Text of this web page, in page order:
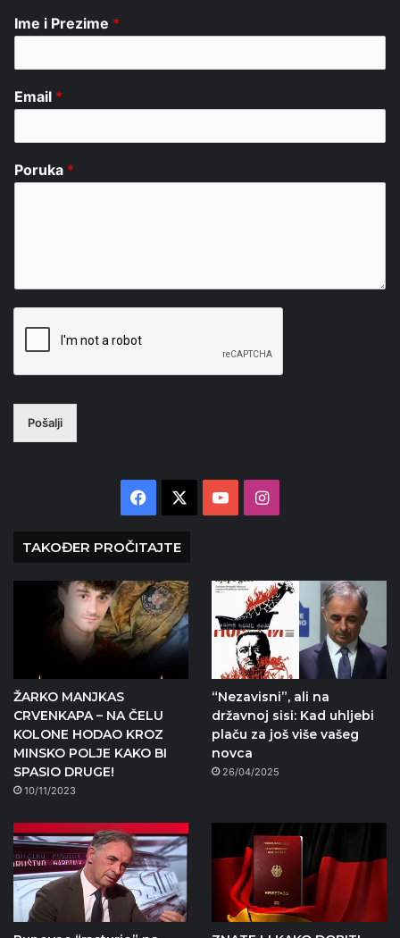
Ime i Prezime *
Email *
Poruka *
Pošalji
Facebook YouTubeInstagram
TAKOĐER PROČITAJTE
ŽARKO MANJKAS
CRVENKAPA – NA ČELU
KOLONE HODAO KROZ
MINSKO POLJE KAKO BI
SPASIO DRUGE!
10/11/2023
“Nezavisni”, ali na
državnoj sisi: Kad uhljebi
plaču za još više vašeg
novca
26/04/2025